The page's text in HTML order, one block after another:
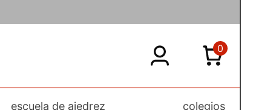
escuela de ajedrez colegios
0